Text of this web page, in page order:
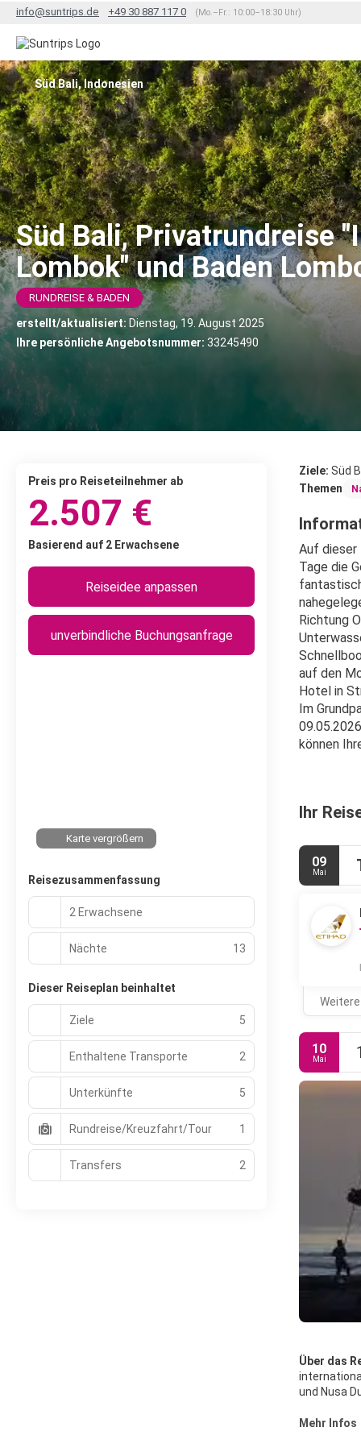
info@suntrips.de +49 30 887 117 0 (Mo.–Fr.: 10:00–18:30 Uhr)
Süd Bali, Privatrundreise
Lombok" und Baden
RUNDREISE & BADEN
erstellt/aktualisiert: Dienstag, 19. August 2025
Ihre persönliche Angebotsnummer: 33245490
Süd Bali, Indonesien
Ziele: Süd
Themen
Auf dieser
Tage die
Richtung
auf den
Hotel in
Im
können
Ihr
09
Mai
10
Mai
Über das
und Nusa
Südbalis.
Mehr Infos
Preis pro Reiseteilnehmer ab
2.507 €
Basierend auf 2 Erwachsene
Reiseidee anpassen
unverbindliche Buchungsanfrage
Karte vergrößern
Reisezusammenfassung
2 Erwachsene
Nächte 13
Dieser Reiseplan beinhaltet
Ziele 5
Enthaltene Transporte 2
Unterkünfte 5
Rundreise/Kreuzfahrt/Tour 1
Transfers 2